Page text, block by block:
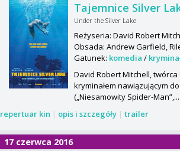
Tajemnice Silver
Under the Silver Lake
Reżyseria: David Robert
Obsada: Andrew Garfield,
Gatunek: komedia /
David Robert Mitchell,
kryminałem nawiązującym
(„Niesamowity Spider-
repertuar kin | opis i szczegóły |trailer
17 czerwca 2016